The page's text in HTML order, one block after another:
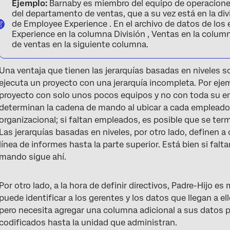
Ejemplo: Barnaby es miembro del equipo de
del departamento de ventas, que a su vez está en la
de Employee Experience . En el archivo de datos de
Experience en la columna División , Ventas en la
de ventas en la siguiente columna.
ventaja que tienen las jerarquías basadas en niveles
un proyecto con una jerarquía incompleta. Por
con solo unos pocos equipos y no con toda su
la cadena de mando al ubicar a cada
si faltan empleados, es posible que se
jerarquías basadas en niveles, por otro lado, definen
de informes hasta la parte superior. Está bien si
sigue ahí.
otro lado, a la hora de definir directivos, Padre-Hijo
identificar a los gerentes y los datos que llegan a
necesita agregar una columna adicional a sus datos
hasta la unidad que administran.